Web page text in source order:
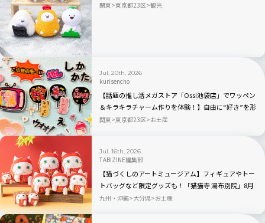
関東 東京都23区 観光
Jul. 20th, 2026
kurisencho
【話題の推し活メガストア「Ossi池袋店」でワッペン
＆キラキラチャーム作りを体験！】自由に“好き”を形
にできる推しグッズに大人も夢中
関東 東京都23区 お土産
Jul. 16th, 2026
TABIZINE編集部
【猫づくしのアートミュージアム】フィギュアやトー
トバッグなど限定グッズも！「猫猫寺 湯布別院」8月
12日大分・湯布院にオープン
九州・沖縄 大分県 お土産